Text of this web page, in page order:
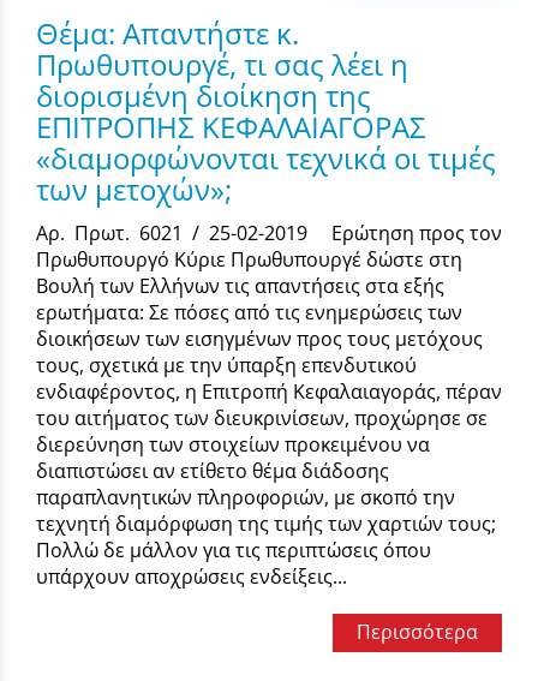
Θέμα: Απαντήστε κ.
Πρωθυπουργέ, τι σας λέει η
διορισμένη διοίκηση της
ΕΠΙΤΡΟΠΗΣ ΚΕΦΑΛΑΙΑΓΟΡΑΣ
«διαμορφώνονται τεχνικά οι τιμές
των μετοχών»;
Αρ. Πρωτ. 6021 / 25-02-2019 Ερώτηση προς τον
Πρωθυπουργό Κύριε Πρωθυπουργέ δώστε στη
Βουλή των Ελλήνων τις απαντήσεις στα εξής
ερωτήματα: Σε πόσες από τις ενημερώσεις των
διοικήσεων των εισηγμένων προς τους μετόχους
τους, σχετικά με την ύπαρξη επενδυτικού
ενδιαφέροντος, η Επιτροπή Κεφαλαιαγοράς, πέραν
του αιτήματος των διευκρινίσεων, προχώρησε σε
διερεύνηση των στοιχείων προκειμένου να
διαπιστώσει αν ετίθετο θέμα διάδοσης
παραπλανητικών πληροφοριών, με σκοπό την
τεχνητή διαμόρφωση της τιμής των χαρτιών τους;
Πολλώ δε μάλλον για τις περιπτώσεις όπου
υπάρχουν αποχρώσεις ενδείξεις...
Περισσότερα